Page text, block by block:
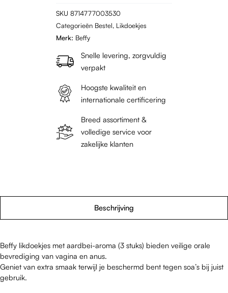
aroma
aantal
SKU 8714777003530
Categorieën Bestel, Likdoekjes
Merk: Beffy
Snelle levering, zorgvuldig
verpakt
Hoogste kwaliteit en
internationale certificering
Breed assortiment &
volledige service voor
zakelijke klanten
Beschrijving
Beffy likdoekjes met aardbei-aroma (3 stuks) bieden veilige orale
bevrediging van vagina en anus.
Geniet van extra smaak terwijl je beschermd bent tegen soa’s bij juist
gebruik.